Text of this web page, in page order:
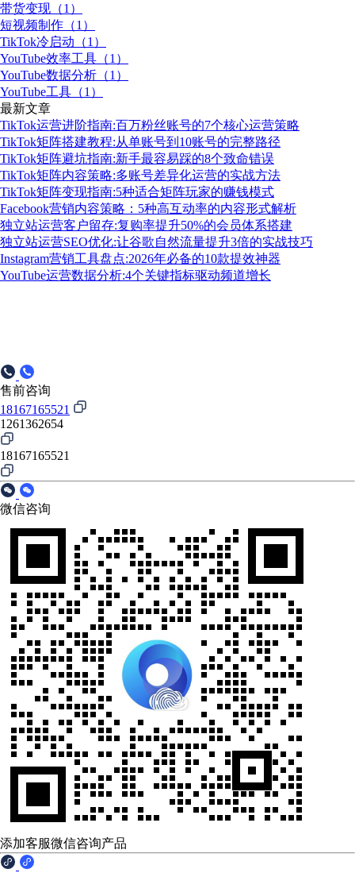
带货变现（1）
短视频制作（1）
TikTok冷启动（1）
YouTube效率工具（1）
YouTube数据分析（1）
YouTube工具（1）
最新文章
TikTok运营进阶指南:百万粉丝账号的7个核心运营策略
TikTok矩阵搭建教程:从单账号到10账号的完整路径
TikTok矩阵避坑指南:新手最容易踩的8个致命错误
TikTok矩阵内容策略:多账号差异化运营的实战方法
TikTok矩阵变现指南:5种适合矩阵玩家的赚钱模式
Facebook营销内容策略：5种高互动率的内容形式解析
独立站运营客户留存:复购率提升50%的会员体系搭建
独立站运营SEO优化:让谷歌自然流量提升3倍的实战技巧
Instagram营销工具盘点:2026年必备的10款提效神器
YouTube运营数据分析:4个关键指标驱动频道增长
售前咨询
18167165521
1261362654
18167165521
微信咨询
添加客服微信咨询产品